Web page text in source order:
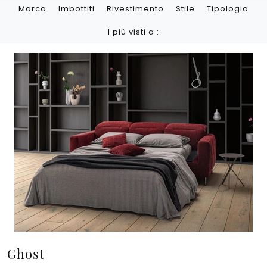
Marca Imbottiti Rivestimento Stile Tipologia
I più visti a :
Ghost